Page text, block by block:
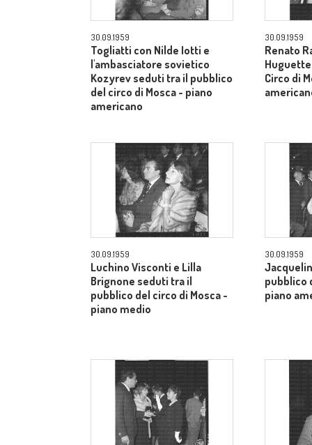
30.09.1959
Togliatti con Nilde Iotti e
l'ambasciatore sovietico
Kozyrev seduti tra il pubblico
del circo di Mosca - piano
americano
30.09.1959
Renato
Circo di
30.09.1959
Luchino Visconti e Lilla
Brignone seduti tra il
pubblico del circo di Mosca -
piano medio
30.09.1959
pubblico
piano